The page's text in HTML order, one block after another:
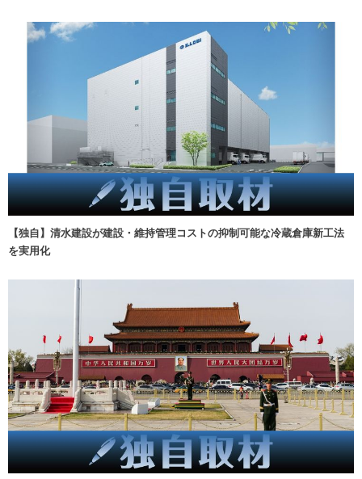
【独自】清水建設が建設・維持管理コストの抑制可能な冷蔵倉庫新工法
を実用化